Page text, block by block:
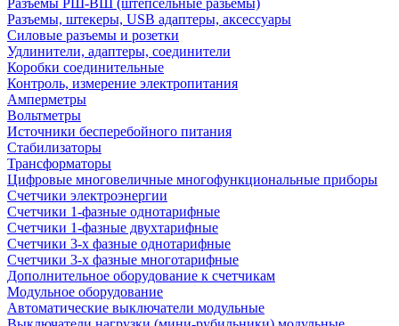
Разъемы РШ-ВШ (штепсельные разьемы)
Разъемы, штекеры, USB адаптеры, аксессуары
Силовые разъемы и розетки
Удлинители, адаптеры, соединители
Коробки соединительные
Контроль, измерение электропитания
Амперметры
Вольтметры
Источники бесперебойного питания
Стабилизаторы
Трансформаторы
Цифровые многовеличные многофункциональные приборы
Счетчики электроэнергии
Счетчики 1-фазные однотарифные
Счетчики 1-фазные двухтарифные
Счетчики 3-х фазные однотарифные
Счетчики 3-х фазные многотарифные
Дополнительное оборудование к счетчикам
Модульное оборудование
Автоматические выключатели модульные